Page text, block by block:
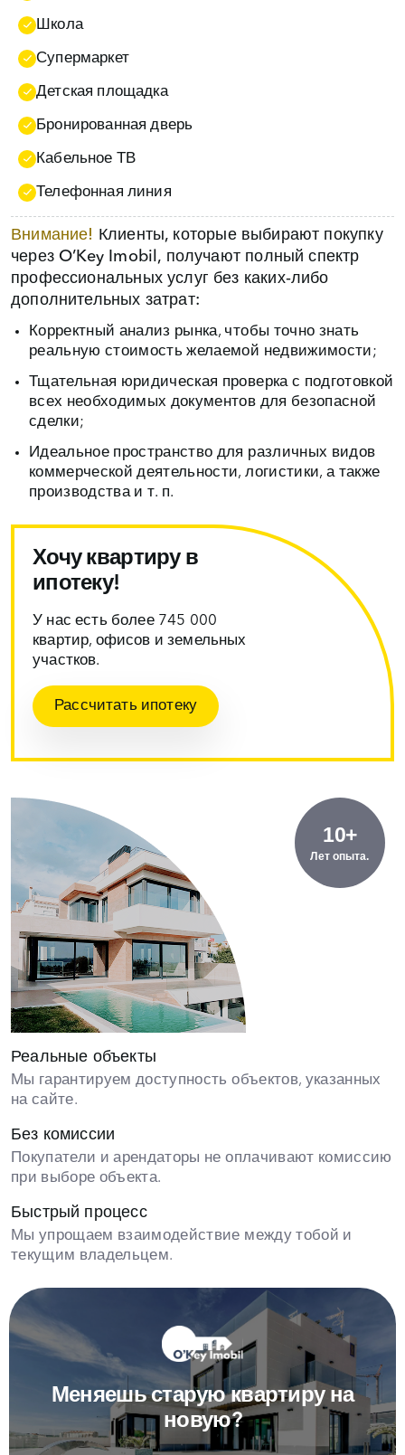
Школа
Супермаркет
Детская площадка
Бронированная дверь
Кабельное ТВ
Телефонная линия
Внимание!
Клиенты, которые выбирают покупку
через O’Key Imobil, получают полный спектр
профессиональных услуг без каких‑либо
дополнительных затрат:
Корректный анализ рынка, чтобы точно знать
реальную стоимость желаемой недвижимости;
Тщательная юридическая проверка с подготовкой
всех необходимых документов для безопасной
сделки;
Идеальное пространство для различных видов
коммерческой деятельности, логистики, а также
производства и т. п.
Хочу квартиру в
ипотеку!
У нас есть более 745 000
квартир, офисов и земельных
участков.
Рассчитать ипотеку
10+
Лет опыта.
Реальные объекты
Мы гарантируем доступность объектов, указанных
на сайте.
Без комиссии
Покупатели и арендаторы не оплачивают комиссию
при выборе объекта.
Быстрый процесс
Мы упрощаем взаимодействие между тобой и
текущим владельцем.
Меняешь старую квартиру на
новую?